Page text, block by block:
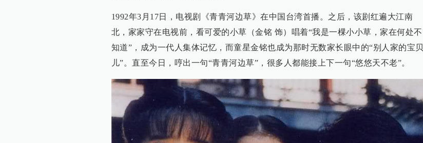
1992年3月17日，电视剧《青青河边草》在中国台湾首播。之后，该剧红遍大江南
北，家家守在电视前，看可爱的小草（金铭 饰）唱着“我是一棵小小草，家在何处不
知道”，成为一代人集体记忆，而童星金铭也成为那时无数家长眼中的“别人家的宝贝
儿”。直至今日，哼出一句“青青河边草”，很多人都能接上下一句“悠悠天不老”。